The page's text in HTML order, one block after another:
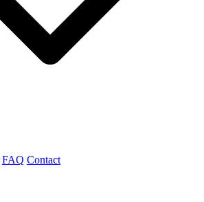
FAQ Contact